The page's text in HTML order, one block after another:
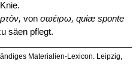
von σϖέιρω, quiæ sponte
säen pflegt.
Materialien-Lexicon. Leipzig,